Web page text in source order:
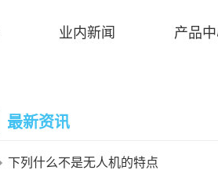
业内新闻 产品
最新资讯
下列什么不是无人机的特点